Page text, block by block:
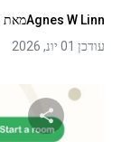
Agnes W Linnמאת
עודכן 01 יונ, 2026